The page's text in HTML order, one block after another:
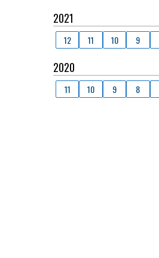
2021
12 11 10 9
2020
11 10 9 8